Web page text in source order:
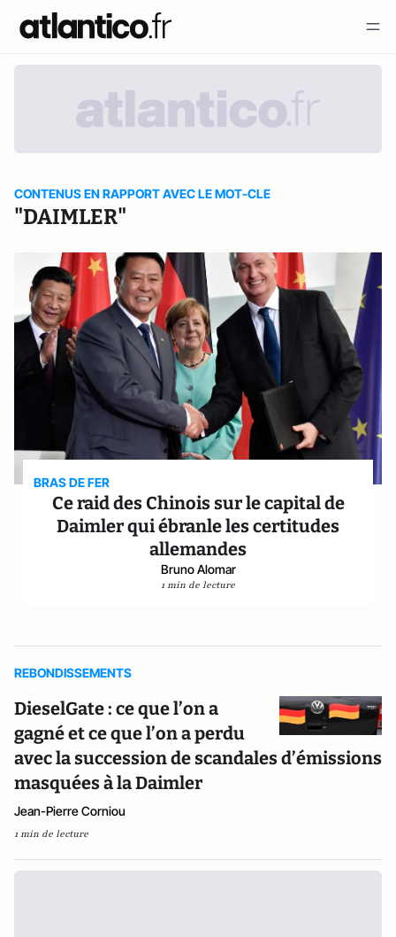
CONTENUS EN RAPPORT AVEC LE MOT-CLE
"DAIMLER"
BRAS DE FER
Ce raid des Chinois sur le capital de
Daimler qui ébranle les certitudes
allemandes
Bruno Alomar
1 min de lecture
REBONDISSEMENTS
DieselGate : ce que l’on a
gagné et ce que l’on a perdu
avec la succession de scandales d’émissions
masquées à la Daimler
Jean-Pierre Corniou
1 min de lecture